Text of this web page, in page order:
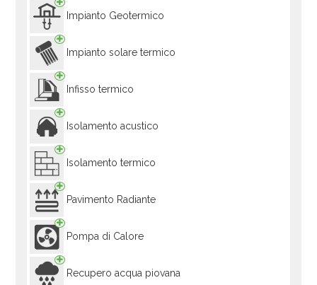
Impianto Geotermico
Impianto solare termico
Infisso termico
Isolamento acustico
Isolamento termico
Pavimento Radiante
Pompa di Calore
Recupero acqua piovana